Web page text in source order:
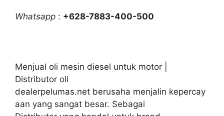
Whatsapp : +628-7883-400-500
Menjual oli mesin diesel untuk motor |
Distributor oli
dealerpelumas.net berusaha menjalin kepercay
aan yang sangat besar. Sebagai